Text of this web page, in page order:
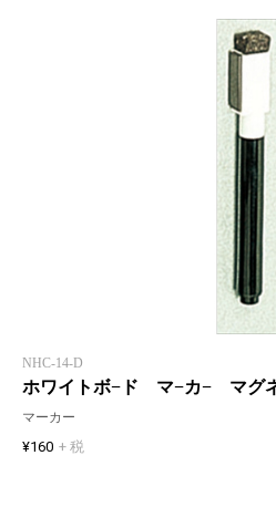
NHC-14-D
ホワイトボ−ド マ−カ− マグ
マーカー
¥160 + 税